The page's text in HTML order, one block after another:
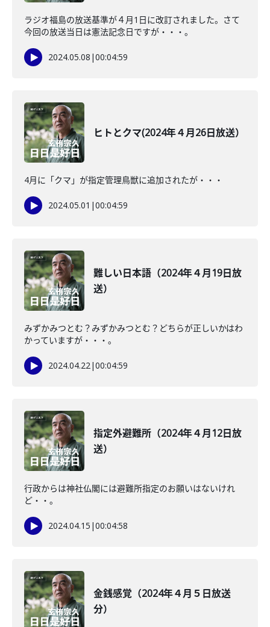
ラジオ福島の放送基準が４月1日に改訂されました。さて
今回の放送当日は憲法記念日ですが・・・。
2024.05.08 |00:04:59
ヒトとクマ(2024年４月26日放送）
4月に「クマ」が指定管理鳥獣に追加されたが・・・
2024.05.01 |00:04:59
難しい日本語（2024年４月19日放
送）
みずかみつとむ？みずかみつとむ？どちらが正しいかはわ
かっていますが・・・。
2024.04.22|00:04:59
指定外避難所（2024年４月12日放
送）
行政からは神社仏閣には避難所指定のお願いはないけれ
ど・・。
2024.04.15 |00:04:58
金銭感覚（2024年４月５日放送
分）